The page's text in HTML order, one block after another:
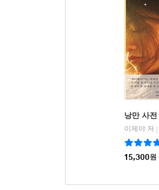
낭만 사전
이제야 저
15,300원